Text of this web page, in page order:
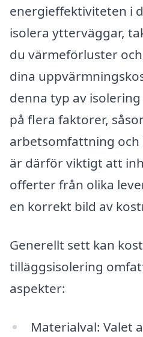
energieffektiviteten i
isolera ytterväggar,
du värmeförluster
dina
denna typ av
på flera faktorer,
arbetsomfattning och
är därför viktigt att
offerter från olika
en korrekt bild av
Generellt sett kan
tilläggsisolering
aspekter:
Materialval: Valet